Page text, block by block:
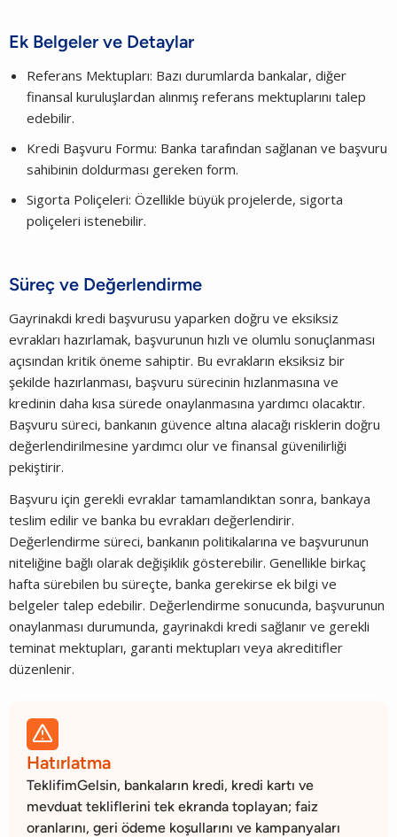
Ek Belgeler ve Detaylar
Referans Mektupları: Bazı durumlarda bankalar, diğer
finansal kuruluşlardan alınmış referans mektuplarını talep
edebilir.
Kredi Başvuru Formu: Banka tarafından sağlanan ve başvuru
sahibinin doldurması gereken form.
Sigorta Poliçeleri: Özellikle büyük projelerde, sigorta
poliçeleri istenebilir.
Süreç ve Değerlendirme
Gayrinakdi kredi başvurusu yaparken doğru ve eksiksiz
evrakları hazırlamak, başvurunun hızlı ve olumlu sonuçlanması
açısından kritik öneme sahiptir. Bu evrakların eksiksiz bir
şekilde hazırlanması, başvuru sürecinin hızlanmasına ve
kredinin daha kısa sürede onaylanmasına yardımcı olacaktır.
Başvuru süreci, bankanın güvence altına alacağı risklerin doğru
değerlendirilmesine yardımcı olur ve finansal güvenilirliği
pekiştirir.
Başvuru için gerekli evraklar tamamlandıktan sonra, bankaya
teslim edilir ve banka bu evrakları değerlendirir.
Değerlendirme süreci, bankanın politikalarına ve başvurunun
niteliğine bağlı olarak değişiklik gösterebilir. Genellikle birkaç
hafta sürebilen bu süreçte, banka gerekirse ek bilgi ve
belgeler talep edebilir. Değerlendirme sonucunda, başvurunun
onaylanması durumunda, gayrinakdi kredi sağlanır ve gerekli
teminat mektupları, garanti mektupları veya akreditifler
düzenlenir.

Hatırlatma
TeklifimGelsin, bankaların kredi, kredi kartı ve
mevduat tekliflerini tek ekranda toplayan; faiz
oranlarını, geri ödeme koşullarını ve kampanyaları